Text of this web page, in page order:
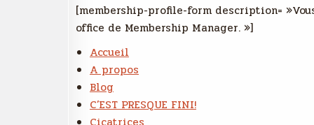
[membership-profile-form description=
office de Membership Manager. »]
Accueil
A propos
Blog
C’EST PRESQUE FINI!